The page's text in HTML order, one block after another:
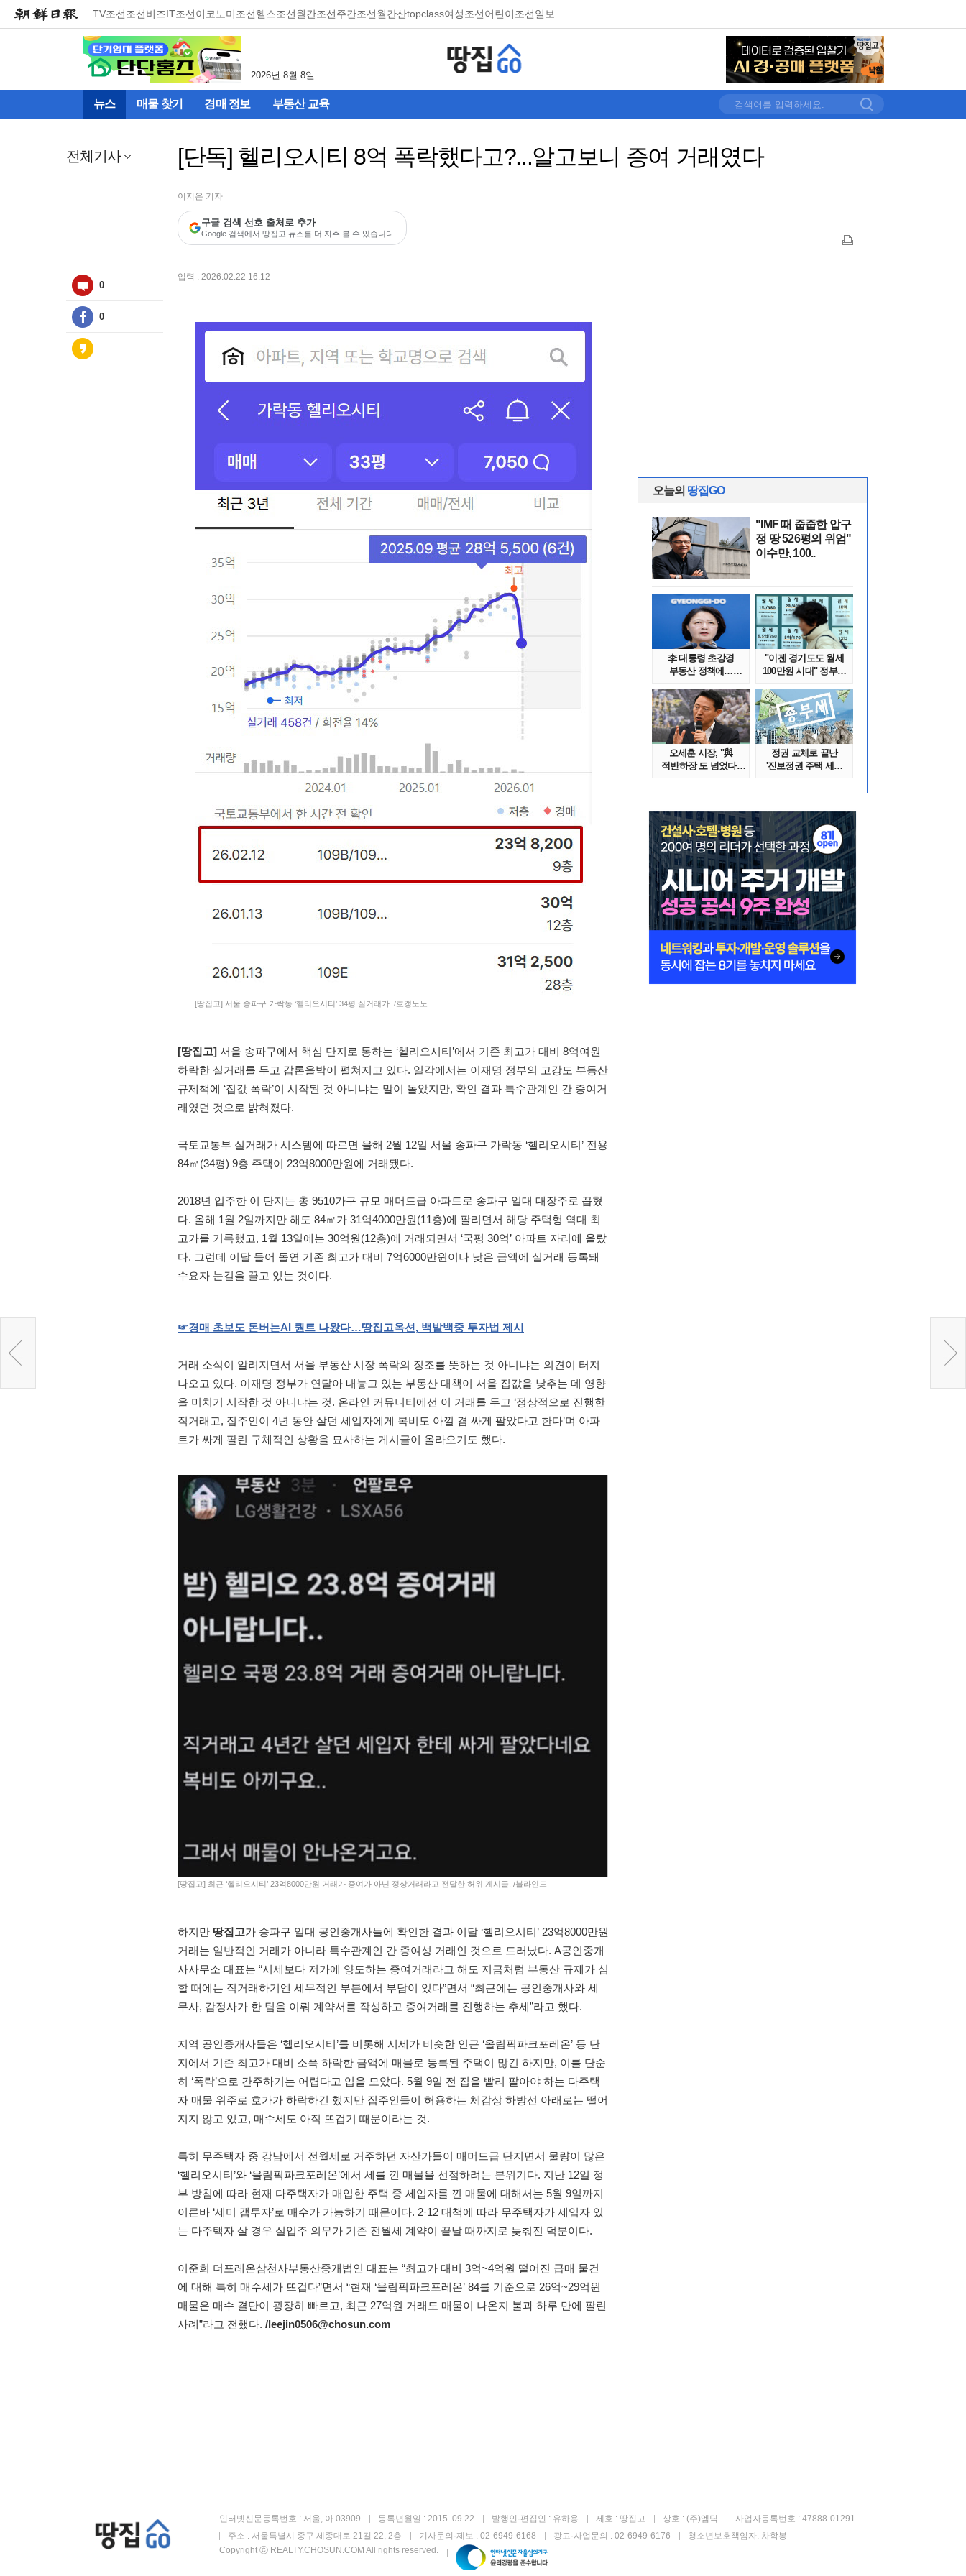
TV조선조선비즈IT조선이코노미조선헬스조선월간조선주간조선월간산topclass여성조선어린이조선일보
2026년 8월 8일
뉴스 매물 찾기 경매 정보 부동산 교육
전체기사 [단독] 헬리오시티 8억 폭락했다고?...알고보니 증여 거래였다
이지은 기자
구글 검색 선호 출처로 추가
Google 검색에서 땅집고 뉴스를 더 자주 볼 수 있습니다.
0
0
입력 : 2026.02.22 16:12
[땅집고] 서울 송파구 가락동 ‘헬리오시티’ 34평 실거래가. /호갱노노
[땅집고] 서울 송파구에서 핵심 단지로 통하는 ‘헬리오시티’에서 기존 최고가 대비 8억여원
하락한 실거래를 두고 갑론을박이 펼쳐지고 있다. 일각에서는 이재명 정부의 고강도 부동산
규제책에 ‘집값 폭락’이 시작된 것 아니냐는 말이 돌았지만, 확인 결과 특수관계인 간 증여거
래였던 것으로 밝혀졌다.
국토교통부 실거래가 시스템에 따르면 올해 2월 12일 서울 송파구 가락동 ‘헬리오시티’ 전용
84㎡(34평) 9층 주택이 23억8000만원에 거래됐다.
2018년 입주한 이 단지는 총 9510가구 규모 매머드급 아파트로 송파구 일대 대장주로 꼽혔
다. 올해 1월 2일까지만 해도 84㎡가 31억4000만원(11층)에 팔리면서 해당 주택형 역대 최
고가를 기록했고, 1월 13일에는 30억원(12층)에 거래되면서 ‘국평 30억’ 아파트 자리에 올랐
다. 그런데 이달 들어 돌연 기존 최고가 대비 7억6000만원이나 낮은 금액에 실거래 등록돼
수요자 눈길을 끌고 있는 것이다.
☞경매 초보도 돈버는AI 퀀트 나왔다…땅집고옥션, 백발백중 투자법 제시
거래 소식이 알려지면서 서울 부동산 시장 폭락의 징조를 뜻하는 것 아니냐는 의견이 터져
나오고 있다. 이재명 정부가 연달아 내놓고 있는 부동산 대책이 서울 집값을 낮추는 데 영향
을 미치기 시작한 것 아니냐는 것. 온라인 커뮤니티에선 이 거래를 두고 ‘정상적으로 진행한
직거래고, 집주인이 4년 동안 살던 세입자에게 복비도 아낄 겸 싸게 팔았다고 한다’며 아파
트가 싸게 팔린 구체적인 상황을 묘사하는 게시글이 올라오기도 했다.
[땅집고] 최근 ‘헬리오시티’ 23억8000만원 거래가 증여가 아닌 정상거래라고 전달한 허위 게시글. /블라인드
하지만 땅집고가 송파구 일대 공인중개사들에 확인한 결과 이달 ‘헬리오시티’ 23억8000만원
거래는 일반적인 거래가 아니라 특수관계인 간 증여성 거래인 것으로 드러났다. A공인중개
사사무소 대표는 “시세보다 저가에 양도하는 증여거래라고 해도 지금처럼 부동산 규제가 심
할 때에는 직거래하기엔 세무적인 부분에서 부담이 있다”면서 “최근에는 공인중개사와 세
무사, 감정사가 한 팀을 이뤄 계약서를 작성하고 증여거래를 진행하는 추세”라고 했다.
지역 공인중개사들은 ‘헬리오시티’를 비롯해 시세가 비슷한 인근 ‘올림픽파크포레온’ 등 단
지에서 기존 최고가 대비 소폭 하락한 금액에 매물로 등록된 주택이 많긴 하지만, 이를 단순
히 ‘폭락’으로 간주하기는 어렵다고 입을 모았다. 5월 9일 전 집을 빨리 팔아야 하는 다주택
자 매물 위주로 호가가 하락하긴 했지만 집주인들이 허용하는 체감상 하방선 아래로는 떨어
지지 않고 있고, 매수세도 아직 뜨겁기 때문이라는 것.
특히 무주택자 중 강남에서 전월세로 거주하던 자산가들이 매머드급 단지면서 물량이 많은
‘헬리오시티’와 ‘올림픽파크포레온’에서 세를 낀 매물을 선점하려는 분위기다. 지난 12일 정
부 방침에 따라 현재 다주택자가 매입한 주택 중 세입자를 낀 매물에 대해서는 5월 9일까지
이른바 ‘세미 갭투자’로 매수가 가능하기 때문이다. 2·12 대책에 따라 무주택자가 세입자 있
는 다주택자 살 경우 실입주 의무가 기존 전월세 계약이 끝날 때까지로 늦춰진 덕분이다.
이준희 더포레온삼천사부동산중개법인 대표는 “최고가 대비 3억~4억원 떨어진 급매 물건
에 대해 특히 매수세가 뜨겁다”면서 “현재 ‘올림픽파크포레온’ 84를 기준으로 26억~29억원
매물은 매수 결단이 굉장히 빠르고, 최근 27억원 거래도 매물이 나온지 불과 하루 만에 팔린
사례”라고 전했다. /leejin0506@chosun.com
오늘의 땅집GO
"IMF 때 줍줍한 압구
정 땅 526평의 위엄"
이수만, 100..
李 대통령 초강경
부동산 정책에…
"이젠 경기도도 월세
100만원 시대" 정부發
오세훈 시장, "與
적반하장 도 넘었다"
정권 교체로 끝난
'진보정권 주택 세금
인터넷신문등록번호 : 서울, 아 03909 등록년월일 : 2015 .09.22 발행인·편집인 : 유하용 제호 : 땅집고 상호 : (주)엠딕
사업자등록번호 : 47888-01291
주소 : 서울특별시 중구 세종대로 21길 22, 2층
기사문의·제보 : 02-6949-6168 광고·사업문의 : 02-6949-6176
청소년보호책임자: 차학봉
Copyright ⓒ REALTY.CHOSUN.COM All rights reserved.